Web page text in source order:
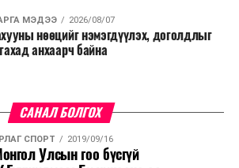
МЭДЭЭ 2026/08/07
нөөцийг нэмэгдүүлэх, доголдлыг
анхаарч байна
САНАЛ БОЛГОХ
СПОРТ 2019/09/16
Улсын гоо бүсгүй